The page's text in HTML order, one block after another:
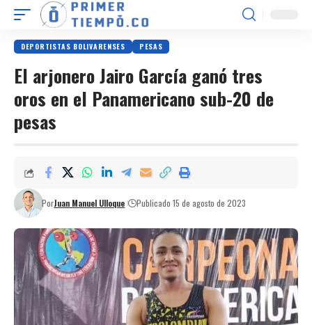
DEPORTISTAS BOLIVARENSES PESAS
El arjonero Jairo García ganó tres
oros en el Panamericano sub-20 de
pesas
PorJuan Manuel Ulloque Publicado 15 de agosto de 2023